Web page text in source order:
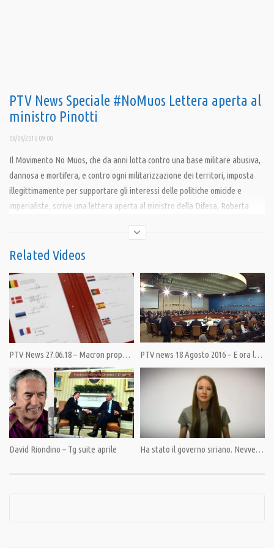
PTV News Speciale #NoMuos Lettera aperta al
ministro Pinotti
09/09/2016 09:00
Il Movimento No Muos, che da anni lotta contro una base militare abusiva,
dannosa e mortifera, e contro ogni militarizzazione dei territori, imposta
illegittimamente per supportare gli interessi delle politiche omicide e
imperialiste, scrive una lettera aperta al ministro della Difesa, Roberta
del terremoto, come non pensare a tutti quei bambini (che la Tv non ci ha
mai mostrato) morti sotto le macerie dei bombardamenti ai quali, dalla
Condividi
Category:News PrimoPiano,Speciali
Tags:
Giulietto Chiesa ,Muos,NoMuos,Pandora TV Roberta Pinotti
Related Videos
PTV News 27.06.18 – Macron propone l’esercito europeo, l’Italia al momento fuori PTV news 18 Agosto 2016 – E ora le bombe (nucleari) dove le metto ?
David Riondino – Tg suite aprile Ha stato il governo siriano. Nevvero?